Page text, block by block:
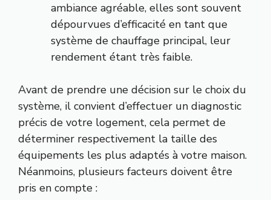
ambiance agréable, elles sont souvent
dépourvues d’efficacité en tant que
système de chauffage principal, leur
rendement étant très faible.
Avant de prendre une décision sur le choix du
système, il convient d’effectuer un diagnostic
précis de votre logement, cela permet de
déterminer respectivement la taille des
équipements les plus adaptés à votre maison.
Néanmoins, plusieurs facteurs doivent être
pris en compte :